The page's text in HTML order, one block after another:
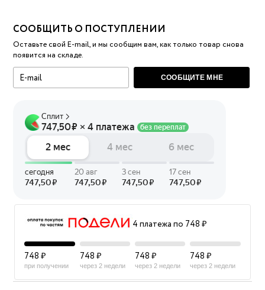
СООБЩИТЬ О ПОСТУПЛЕНИИ
Оставьте свой E-mail, и мы сообщим вам, как только товар снова
появится на складе.
СООБЩИТЕ МНЕ
4 платежа по 748 ₽
748 ₽
при получении
748 ₽
через 2 недели
748 ₽
через 2 недели
748 ₽
через 2 недели